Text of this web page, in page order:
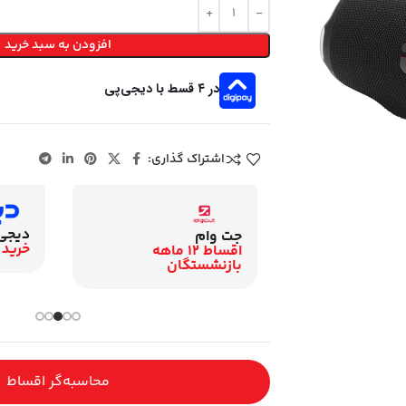
افزودن به سبد خرید
در ۴ قسط با دیجی‌پی
اشتراک گذاری:
جت وام
اقساط 12 ماهه
بازنشستگان
محاسبه‌گر اقساط